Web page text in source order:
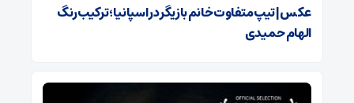
عکس | تیپ متفاوت خانم بازیگر در اسپانیا ؛ ترکیب رنگ
الهام حمیدی